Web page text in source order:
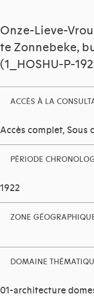
Onze-Lieve-
te Zonnebeke,
(1_HOSHU-P-
ACCÈS À LA
Accès complet, Sous
PÉRIODE
1922
ZONE
DOMAINE
01-architecture